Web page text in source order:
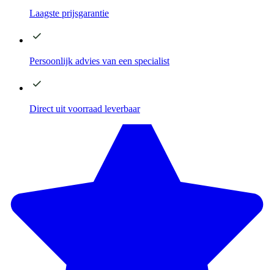
Laagste prijsgarantie
Persoonlijk advies van een specialist
Direct uit voorraad leverbaar